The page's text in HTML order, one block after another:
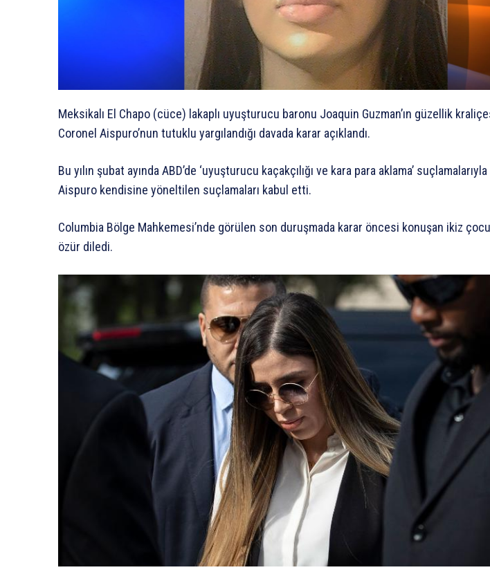
Meksikalı El Chapo (cüce) lakaplı uyuşturucu baronu Joaquin Guzman’ın güzellik
Coronel Aispuro’nun tutuklu yargılandığı davada karar açıklandı.
Bu yılın şubat ayında ABD’de ‘uyuşturucu kaçakçılığı ve kara para aklama’
Aispuro kendisine yöneltilen suçlamaları kabul etti.
Columbia Bölge Mahkemesi’nde görülen son duruşmada karar öncesi konuşan ikiz
özür diledi.